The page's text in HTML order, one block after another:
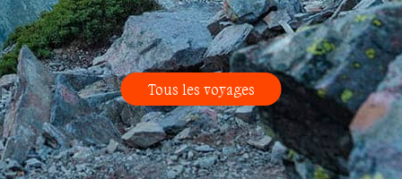
Tous les voyages